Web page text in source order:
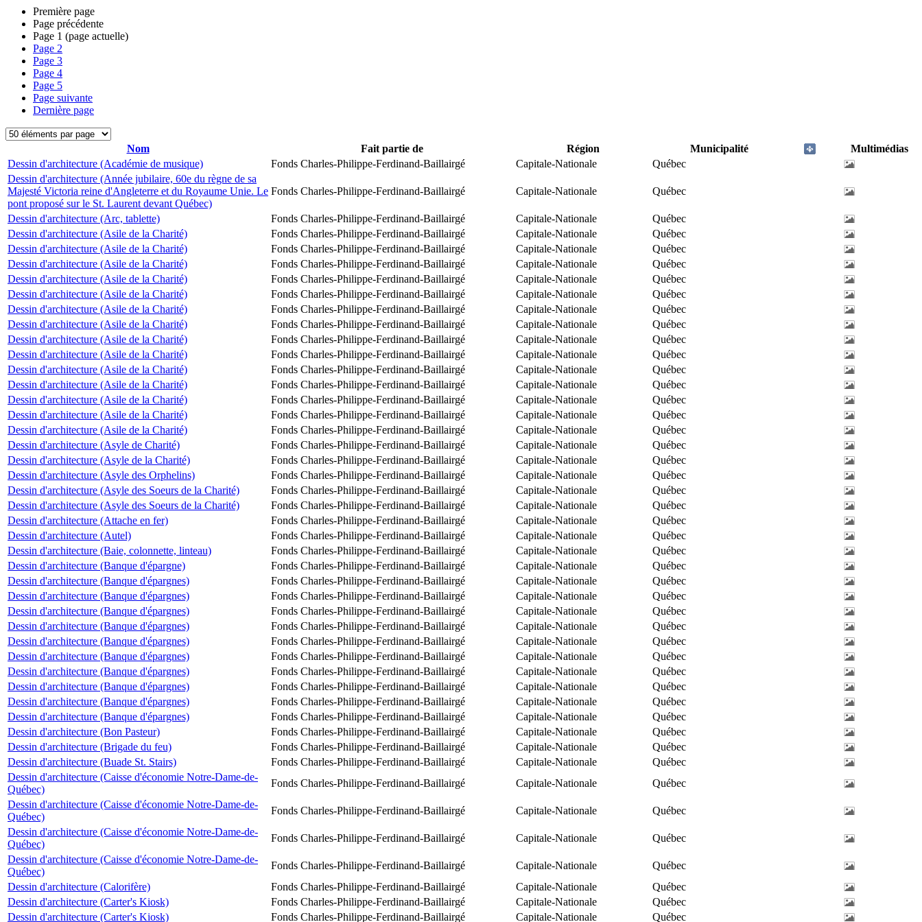
Première page
Page précédente
Page 1 (page actuelle)
Page 2
Page 3
Page 4
Page 5
Page suivante
Dernière page
Nom Fait partie de Région Municipalité
Multimédias
Dessin d'architecture (Académie de musique)
Fonds Charles-Philippe-Ferdinand-Baillairgé Capitale-Nationale
Québec
Dessin d'architecture (Année jubilaire, 60e du règne de sa
Majesté Victoria reine d'Angleterre et du Royaume Unie. Le
pont proposé sur le St. Laurent devant Québec)
Fonds Charles-Philippe-Ferdinand-Baillairgé Capitale-Nationale Québec
Dessin d'architecture (Arc, tablette) Fonds Charles-Philippe-Ferdinand-Baillairgé Capitale-Nationale
Québec
Dessin d'architecture (Asile de la Charité)
Fonds Charles-Philippe-Ferdinand-Baillairgé Capitale-Nationale
Québec
Dessin d'architecture (Asile de la Charité)
Fonds Charles-Philippe-Ferdinand-Baillairgé Capitale-Nationale
Québec
Dessin d'architecture (Asile de la Charité)
Fonds Charles-Philippe-Ferdinand-Baillairgé Capitale-Nationale
Québec
Dessin d'architecture (Asile de la Charité)
Fonds Charles-Philippe-Ferdinand-Baillairgé Capitale-Nationale
Québec
Dessin d'architecture (Asile de la Charité)
Fonds Charles-Philippe-Ferdinand-Baillairgé Capitale-Nationale
Québec
Dessin d'architecture (Asile de la Charité)
Fonds Charles-Philippe-Ferdinand-Baillairgé Capitale-Nationale
Québec
Dessin d'architecture (Asile de la Charité)
Fonds Charles-Philippe-Ferdinand-Baillairgé Capitale-Nationale
Québec
Dessin d'architecture (Asile de la Charité)
Fonds Charles-Philippe-Ferdinand-Baillairgé Capitale-Nationale
Québec
Dessin d'architecture (Asile de la Charité)
Fonds Charles-Philippe-Ferdinand-Baillairgé Capitale-Nationale
Québec
Dessin d'architecture (Asile de la Charité)
Fonds Charles-Philippe-Ferdinand-Baillairgé Capitale-Nationale
Québec
Dessin d'architecture (Asile de la Charité)
Fonds Charles-Philippe-Ferdinand-Baillairgé Capitale-Nationale
Québec
Dessin d'architecture (Asile de la Charité)
Fonds Charles-Philippe-Ferdinand-Baillairgé Capitale-Nationale
Québec
Dessin d'architecture (Asile de la Charité)
Fonds Charles-Philippe-Ferdinand-Baillairgé Capitale-Nationale
Québec
Dessin d'architecture (Asile de la Charité)
Fonds Charles-Philippe-Ferdinand-Baillairgé Capitale-Nationale
Québec
Dessin d'architecture (Asyle de Charité)
Fonds Charles-Philippe-Ferdinand-Baillairgé Capitale-Nationale
Québec
Dessin d'architecture (Asyle de la Charité)
Fonds Charles-Philippe-Ferdinand-Baillairgé Capitale-Nationale
Québec
Dessin d'architecture (Asyle des Orphelins)
Fonds Charles-Philippe-Ferdinand-Baillairgé Capitale-Nationale
Québec
Dessin d'architecture (Asyle des Soeurs de la Charité)
Fonds Charles-Philippe-Ferdinand-Baillairgé Capitale-Nationale
Québec
Dessin d'architecture (Asyle des Soeurs de la Charité)
Fonds Charles-Philippe-Ferdinand-Baillairgé Capitale-Nationale
Québec
Dessin d'architecture (Attache en fer)
Fonds Charles-Philippe-Ferdinand-Baillairgé Capitale-Nationale
Québec
Dessin d'architecture (Autel)
Fonds Charles-Philippe-Ferdinand-Baillairgé Capitale-Nationale
Québec
Dessin d'architecture (Baie, colonnette, linteau)
Fonds Charles-Philippe-Ferdinand-Baillairgé Capitale-Nationale
Québec
Dessin d'architecture (Banque d'épargne)
Fonds Charles-Philippe-Ferdinand-Baillairgé Capitale-Nationale
Québec
Dessin d'architecture (Banque d'épargnes)
Fonds Charles-Philippe-Ferdinand-Baillairgé Capitale-Nationale
Québec
Dessin d'architecture (Banque d'épargnes)
Fonds Charles-Philippe-Ferdinand-Baillairgé Capitale-Nationale
Québec
Dessin d'architecture (Banque d'épargnes)
Fonds Charles-Philippe-Ferdinand-Baillairgé Capitale-Nationale
Québec
Dessin d'architecture (Banque d'épargnes)
Fonds Charles-Philippe-Ferdinand-Baillairgé Capitale-Nationale
Québec
Dessin d'architecture (Banque d'épargnes)
Fonds Charles-Philippe-Ferdinand-Baillairgé Capitale-Nationale
Québec
Dessin d'architecture (Banque d'épargnes)
Fonds Charles-Philippe-Ferdinand-Baillairgé Capitale-Nationale
Québec
Dessin d'architecture (Banque d'épargnes)
Fonds Charles-Philippe-Ferdinand-Baillairgé Capitale-Nationale
Québec
Dessin d'architecture (Banque d'épargnes)
Fonds Charles-Philippe-Ferdinand-Baillairgé Capitale-Nationale
Québec
Dessin d'architecture (Banque d'épargnes)
Fonds Charles-Philippe-Ferdinand-Baillairgé Capitale-Nationale
Québec
Dessin d'architecture (Banque d'épargnes)
Fonds Charles-Philippe-Ferdinand-Baillairgé Capitale-Nationale
Québec
Dessin d'architecture (Bon Pasteur)
Fonds Charles-Philippe-Ferdinand-Baillairgé Capitale-Nationale
Québec
Dessin d'architecture (Brigade du feu)
Fonds Charles-Philippe-Ferdinand-Baillairgé Capitale-Nationale
Québec
Dessin d'architecture (Buade St. Stairs)
Fonds Charles-Philippe-Ferdinand-Baillairgé Capitale-Nationale
Québec
Dessin d'architecture (Caisse d'économie Notre-Dame-de-
Québec)
Fonds Charles-Philippe-Ferdinand-Baillairgé Capitale-Nationale
Québec
Dessin d'architecture (Caisse d'économie Notre-Dame-de-
Québec)
Fonds Charles-Philippe-Ferdinand-Baillairgé Capitale-Nationale
Québec
Dessin d'architecture (Caisse d'économie Notre-Dame-de-
Québec)
Fonds Charles-Philippe-Ferdinand-Baillairgé Capitale-Nationale
Québec
Dessin d'architecture (Caisse d'économie Notre-Dame-de-
Québec)
Fonds Charles-Philippe-Ferdinand-Baillairgé Capitale-Nationale
Québec
Dessin d'architecture (Calorifère)
Fonds Charles-Philippe-Ferdinand-Baillairgé Capitale-Nationale
Québec
Dessin d'architecture (Carter's Kiosk)
Fonds Charles-Philippe-Ferdinand-Baillairgé Capitale-Nationale
Québec
Dessin d'architecture (Carter's Kiosk)
Fonds Charles-Philippe-Ferdinand-Baillairgé Capitale-Nationale Québec